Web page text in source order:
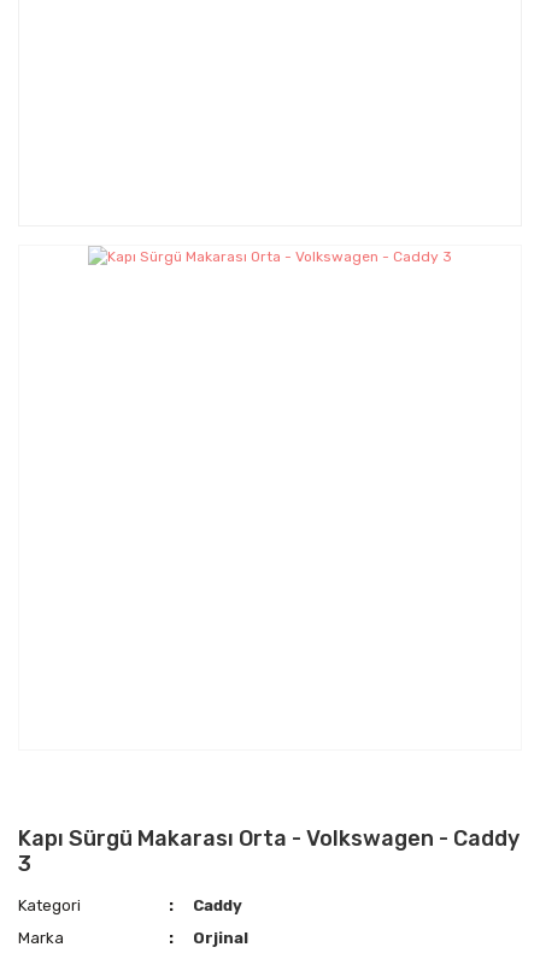
Kapı Sürgü Makarası Orta - Volkswagen - Caddy
3
Kategori
Caddy
Marka
Orjinal